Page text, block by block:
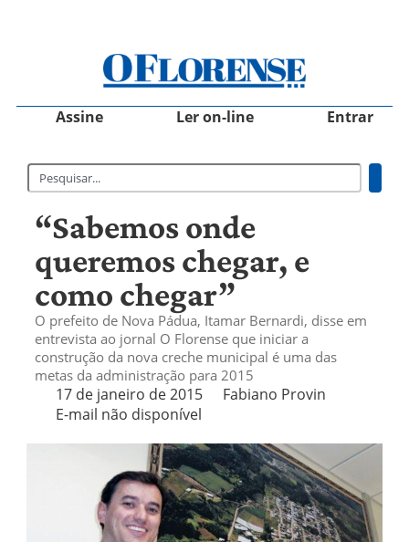
Assine Ler on-line Entrar
“Sabemos onde
queremos chegar, e
como chegar”
O prefeito de Nova Pádua, Itamar Bernardi, disse em
entrevista ao jornal O Florense que iniciar a
construção da nova creche municipal é uma das
metas da administração para 2015
17 de janeiro de 2015
Fabiano Provin
E-mail não disponível